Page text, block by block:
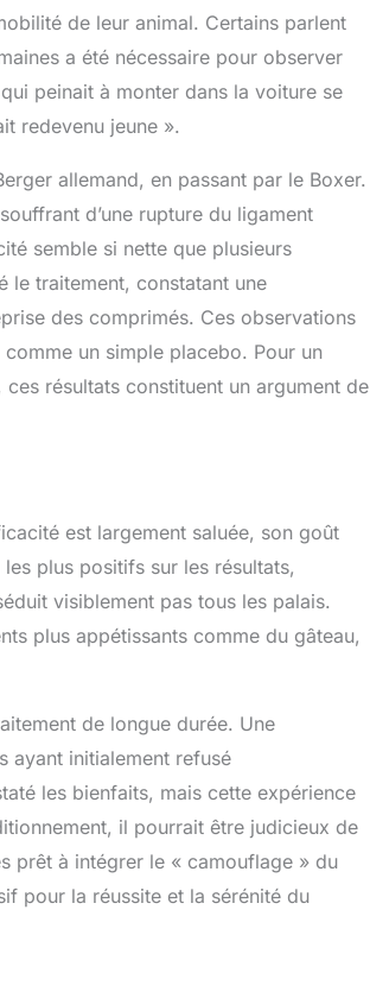
de leur animal. Certains parlent
a été nécessaire pour observer
peinait à monter dans la voiture se
redevenu jeune ».
allemand, en passant par le Boxer.
d’une rupture du ligament
semble si nette que plusieurs
le traitement, constatant une
des comprimés. Ces observations
un simple placebo. Pour un
résultats constituent un argument de
est largement saluée, son goût
plus positifs sur les résultats,
visiblement pas tous les palais.
plus appétissants comme du gâteau,
de longue durée. Une
ayant initialement refusé
les bienfaits, mais cette expérience
il pourrait être judicieux de
prêt à intégrer le « camouflage » du
pour la réussite et la sérénité du